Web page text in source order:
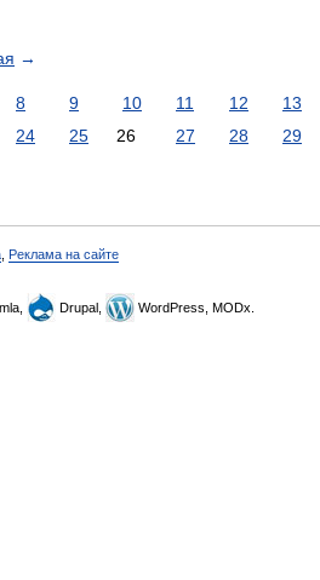
→
8 9 10 11 12 13
24 25 26 27 28 29
Реклама на сайте
Drupal, WordPress, MODx.